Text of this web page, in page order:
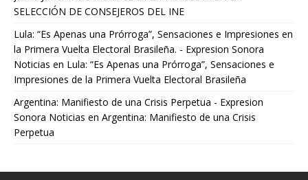
SELECCIÓN DE CONSEJEROS DEL INE
Lula: “Es Apenas una Prórroga”, Sensaciones e Impresiones en
la Primera Vuelta Electoral Brasileña. - Expresion Sonora
Noticias en Lula: “Es Apenas una Prórroga”, Sensaciones e
Impresiones de la Primera Vuelta Electoral Brasileña
Argentina: Manifiesto de una Crisis Perpetua - Expresion
Sonora Noticias en Argentina: Manifiesto de una Crisis
Perpetua